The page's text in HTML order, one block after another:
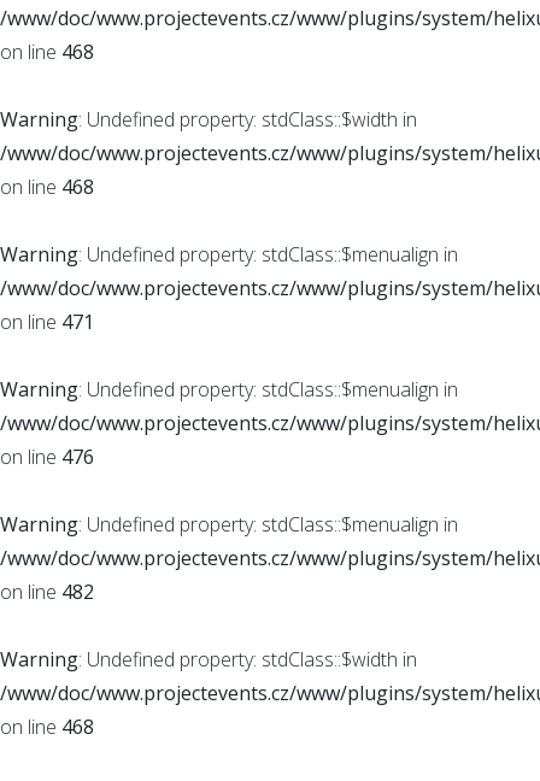
/www/doc/www.projectevents.cz/www/plugins/system/
on line 468
Warning: Undefined property: stdClass::$width in
/www/doc/www.projectevents.cz/www/plugins/system/
on line 468
Warning: Undefined property: stdClass::$menualign in
/www/doc/www.projectevents.cz/www/plugins/system/
on line 471
Warning: Undefined property: stdClass::$menualign in
/www/doc/www.projectevents.cz/www/plugins/system/
on line 476
Warning: Undefined property: stdClass::$menualign in
/www/doc/www.projectevents.cz/www/plugins/system/
on line 482
Warning: Undefined property: stdClass::$width in
/www/doc/www.projectevents.cz/www/plugins/system/
on line 468